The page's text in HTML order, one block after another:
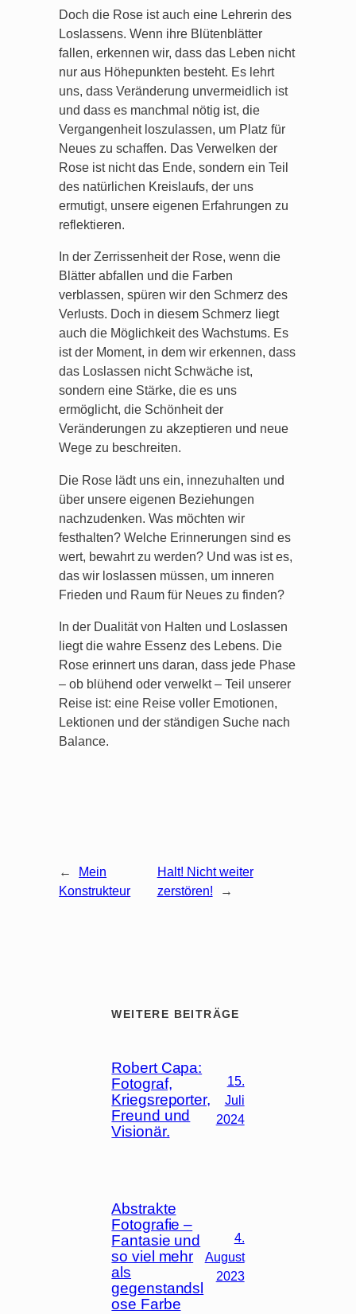
Doch die Rose ist auch eine Lehrerin des
Loslassens. Wenn ihre Blütenblätter
fallen, erkennen wir, dass das Leben nicht
nur aus Höhepunkten besteht. Es lehrt
uns, dass Veränderung unvermeidlich ist
und dass es manchmal nötig ist, die
Vergangenheit loszulassen, um Platz für
Neues zu schaffen. Das Verwelken der
Rose ist nicht das Ende, sondern ein Teil
des natürlichen Kreislaufs, der uns
ermutigt, unsere eigenen Erfahrungen zu
reflektieren.
In der Zerrissenheit der Rose, wenn die
Blätter abfallen und die Farben
verblassen, spüren wir den Schmerz des
Verlusts. Doch in diesem Schmerz liegt
auch die Möglichkeit des Wachstums. Es
ist der Moment, in dem wir erkennen, dass
das Loslassen nicht Schwäche ist,
sondern eine Stärke, die es uns
ermöglicht, die Schönheit der
Veränderungen zu akzeptieren und neue
Wege zu beschreiten.
Die Rose lädt uns ein, innezuhalten und
über unsere eigenen Beziehungen
nachzudenken. Was möchten wir
festhalten? Welche Erinnerungen sind es
wert, bewahrt zu werden? Und was ist es,
das wir loslassen müssen, um inneren
Frieden und Raum für Neues zu finden?
In der Dualität von Halten und Loslassen
liegt die wahre Essenz des Lebens. Die
Rose erinnert uns daran, dass jede Phase
– ob blühend oder verwelkt – Teil unserer
Reise ist: eine Reise voller Emotionen,
Lektionen und der ständigen Suche nach
Balance.
←
Mein
Konstrukteur
Halt! Nicht weiter
zerstören!
→
WEITERE BEITRÄGE
Robert Capa:
Fotograf,
Kriegsreporter,
Freund und
Visionär.
15.
Juli
2024
Abstrakte
Fotografie –
Fantasie und
so viel mehr
als
gegenstandsl
ose Farbe
4.
August
2023